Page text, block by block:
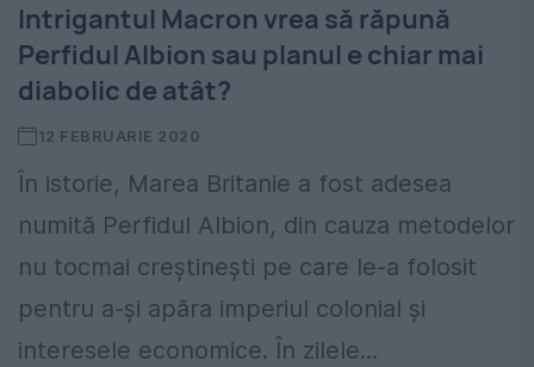
Intrigantul Macron vrea să răpună
Perfidul Albion sau planul e chiar mai
diabolic de atât?
12 FEBRUARIE 2020
În istorie, Marea Britanie a fost adesea
numită Perfidul Albion, din cauza metodelor
nu tocmai creștinești pe care le-a folosit
pentru a-și apăra imperiul colonial și
interesele economice. În zilele...